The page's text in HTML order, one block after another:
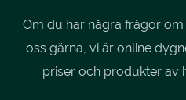
Om du har några frågor
oss gärna, vi är online
priser och produkter av